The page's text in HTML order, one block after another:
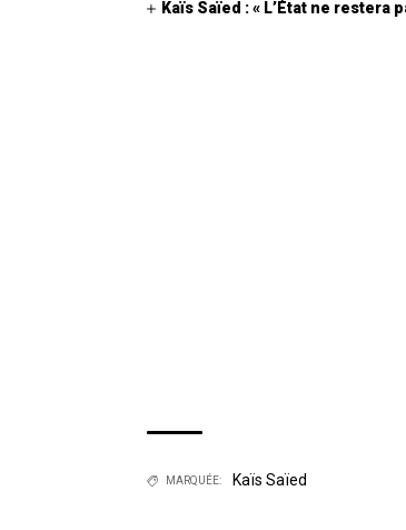
Kaïs Saïed : « L’État ne
MARQUÉE: Kaïs Saïed